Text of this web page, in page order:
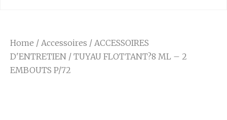
Home / Accessoires / ACCESSOIRES
D'ENTRETIEN / TUYAU FLOTTANT?8 ML – 2
EMBOUTS P/72